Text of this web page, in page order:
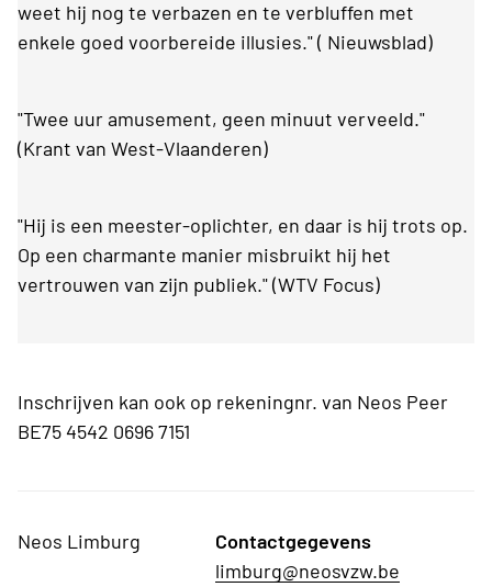
weet hij nog te verbazen en te verbluffen met
enkele goed voorbereide illusies." ( Nieuwsblad)
"Twee uur amusement, geen minuut verveeld."
(Krant van West-Vlaanderen)
"Hij is een meester-oplichter, en daar is hij trots op.
Op een charmante manier misbruikt hij het
vertrouwen van zijn publiek." (WTV Focus)
Inschrijven kan ook op rekeningnr. van Neos Peer
BE75 4542 0696 7151
Neos Limburg
Contactgegevens
limburg@neosvzw.be